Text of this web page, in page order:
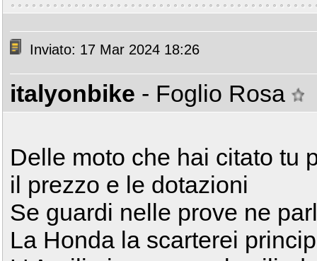
Inviato: 17 Mar 2024 18:26
italyonbike - Foglio Rosa
Delle moto che hai citato tu
il prezzo e le dotazioni
Se guardi nelle prove ne
La Honda la scarterei